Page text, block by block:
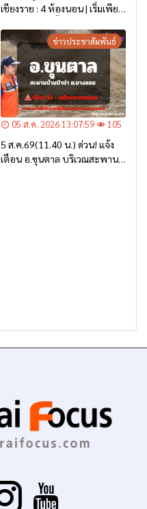
เชียงราย : 4 ห้องนอน | เริ่มเพียง
ข่าวประชาสัมพันธ์
05 ส.ค. 2026 13:07:59 105
5 ส.ค.69(11.40 น.) ด่วน! แจ้ง
เตือน อ.ขุนตาล บริเวณสะพาน